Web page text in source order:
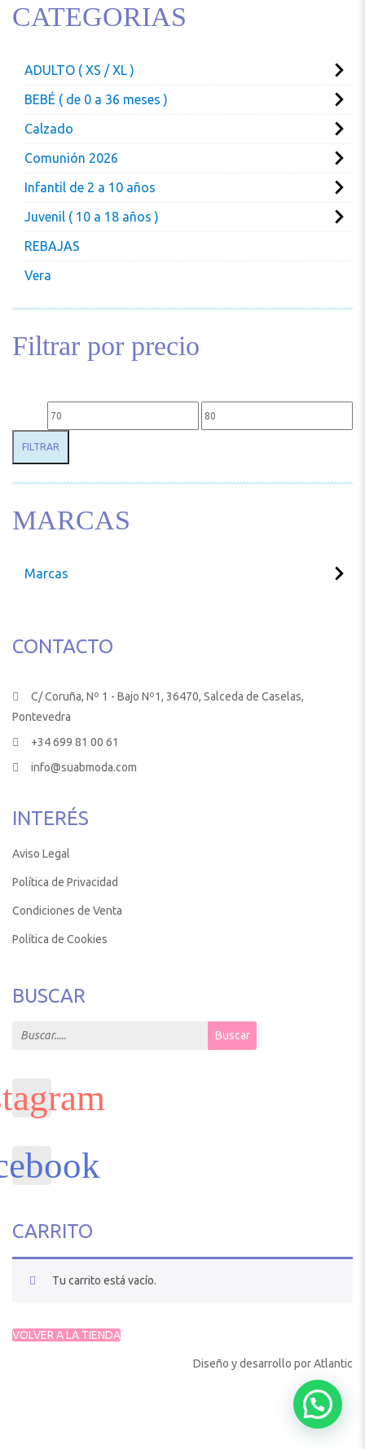
CATEGORIAS
ADULTO ( XS / XL )
BEBÉ ( de 0 a 36 meses )
Calzado
Comunión 2026
Infantil de 2 a 10 años
Juvenil ( 10 a 18 años )
REBAJAS
Vera
Filtrar por precio
Precio mínimo Precio máximo
FILTRAR
MARCAS
Marcas
CONTACTO
C/ Coruña, Nº 1 - Bajo Nº1, 36470, Salceda de Caselas,
Pontevedra
+34 699 81 00 61
info@suabmoda.com
INTERÉS
Aviso Legal
Política de Privacidad
Condiciones de Venta
Política de Cookies
BUSCAR
Search for: Buscar
CARRITO
Tu carrito está vacío.
VOLVER A LA TIENDA
Diseño y desarrollo porAtlantic